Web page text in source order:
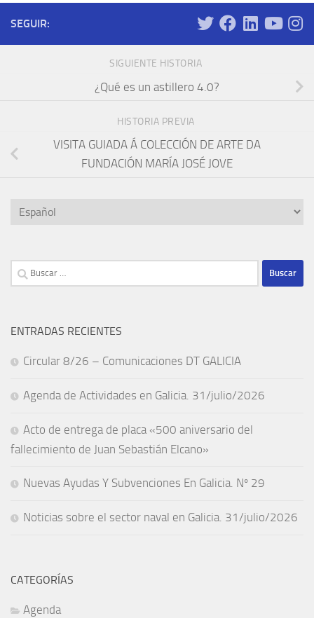
SEGUIR:
SIGUIENTE HISTORIA
¿Qué es un astillero 4.0?
HISTORIA PREVIA
VISITA GUIADA Á COLECCIÓN DE ARTE DA
FUNDACIÓN MARÍA JOSÉ JOVE
Elegir
Buscar:
ENTRADAS RECIENTES
Circular 8/26 – Comunicaciones DT GALICIA
Agenda de Actividades en Galicia. 31/julio/2026
Acto de entrega de placa «500 aniversario del
fallecimiento de Juan Sebastián Elcano»
Nuevas Ayudas Y Subvenciones En Galicia. Nº 29
Noticias sobre el sector naval en Galicia. 31/julio/2026
CATEGORÍAS
Agenda